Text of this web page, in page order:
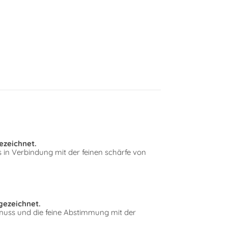
Verbindung mit der feinen schärfe von
und die feine Abstimmung mit der